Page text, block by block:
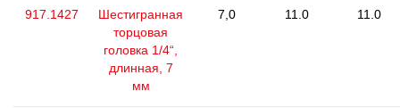
917.1427
Шестигранная
торцовая
головка 1/4“,
длинная, 7
мм
7,0 11.0 11.0